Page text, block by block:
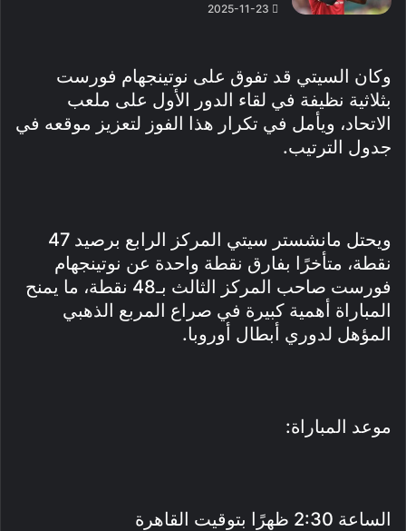
2025-11-23
وكان السيتي قد تفوق على نوتينجهام فورست
بثلاثية نظيفة في لقاء الدور الأول على ملعب
الاتحاد، ويأمل في تكرار هذا الفوز لتعزيز موقعه في
جدول الترتيب.
ويحتل مانشستر سيتي المركز الرابع برصيد 47
نقطة، متأخرًا بفارق نقطة واحدة عن نوتينجهام
فورست صاحب المركز الثالث بـ48 نقطة، ما يمنح
المباراة أهمية كبيرة في صراع المربع الذهبي
المؤهل لدوري أبطال أوروبا.
موعد المباراة:
الساعة 2:30 ظهرًا بتوقيت القاهرة